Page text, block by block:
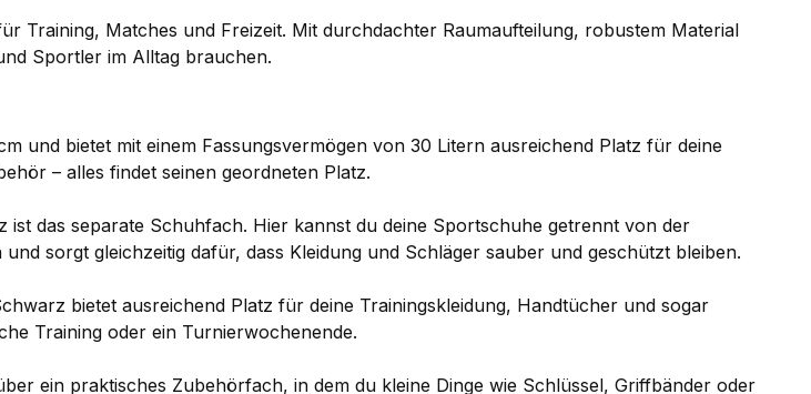
Training, Matches und Freizeit. Mit durchdachter Raumaufteilung, robustem Material
Sportler im Alltag brauchen.
und bietet mit einem Fassungsvermögen von 30 Litern ausreichend Platz für deine
– alles findet seinen geordneten Platz.
ist das separate Schuhfach. Hier kannst du deine Sportschuhe getrennt von der
sorgt gleichzeitig dafür, dass Kleidung und Schläger sauber und geschützt bleiben.
bietet ausreichend Platz für deine Trainingskleidung, Handtücher und sogar
Training oder ein Turnierwochenende.
ein praktisches Zubehörfach, in dem du kleine Dinge wie Schlüssel, Griffbänder oder